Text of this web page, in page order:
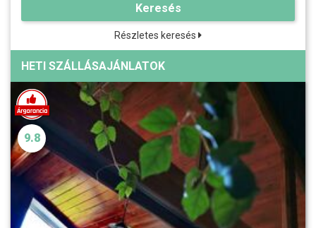
Keresés
Részletes keresés
HETI SZÁLLÁSAJÁNLATOK
9.8